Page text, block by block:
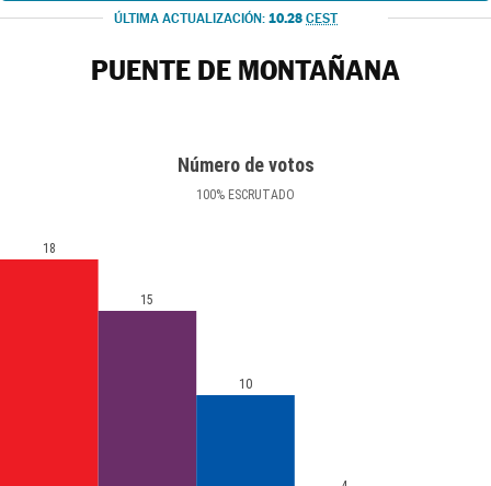
ÚLTIMA ACTUALIZACIÓN: 10.28 CEST
PUENTE DE MONTAÑANA
Número de votos
100% ESCRUTADO
18
15
10